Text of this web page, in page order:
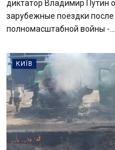
диктатор Владимир Путин
зарубежные поездки
полномасштабной войны -...
КИЇВ